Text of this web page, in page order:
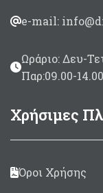
e-mail:
Ωράριο: Δευ-
Παρ:09.00-
Χρήσιμες
Όροι Χρήσης